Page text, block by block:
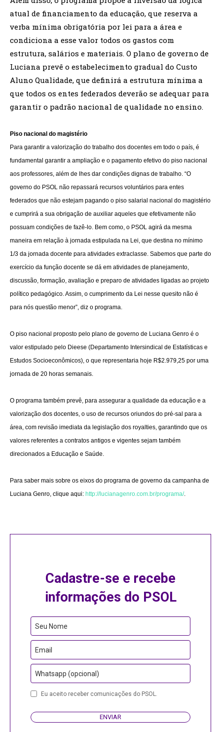
atual de financiamento da educação, que reserva a
verba mínima obrigatória por lei para a área e
condiciona a esse valor todos os gastos com
estrutura, salários e materiais. O plano de governo de
Luciana prevê o estabelecimento gradual do Custo
Aluno Qualidade, que definirá a estrutura mínima a
que todos os entes federados deverão se adequar para
garantir o padrão nacional de qualidade no ensino.
Piso nacional do magistério
Para garantir a valorização do trabalho dos docentes em todo o país, é
fundamental garantir a ampliação e o pagamento efetivo do piso nacional
aos professores, além de lhes dar condições dignas de trabalho. “O
governo do PSOL não repassará recursos voluntários para entes
federados que não estejam pagando o piso salarial nacional do magistério
e cumprirá a sua obrigação de auxiliar aqueles que efetivamente não
possuam condições de fazê-lo. Bem como, o PSOL agirá da mesma
maneira em relação à jornada estipulada na Lei, que destina no mínimo
1/3 da jornada docente para atividades extraclasse. Sabemos que parte do
exercício da função docente se dá em atividades de planejamento,
discussão, formação, avaliação e preparo de atividades ligadas ao projeto
político pedagógico. Assim, o cumprimento da Lei nesse quesito não é
para nós questão menor”, diz o programa.
O piso nacional proposto pelo plano de governo de Luciana Genro é o
valor estipulado pelo Dieese (Departamento Intersindical de Estatísticas e
Estudos Socioeconômicos), o que representaria hoje R$2.979,25 por uma
jornada de 20 horas semanais.
O programa também prevê, para assegurar a qualidade da educação e a
valorização dos docentes, o uso de recursos oriundos do pré-sal para a
área, com revisão imediata da legislação dos royalties, garantindo que os
valores referentes a contratos antigos e vigentes sejam também
direcionados a Educação e Saúde.
Para saber mais sobre os eixos do programa de governo da campanha de
Luciana Genro, clique aqui: http://lucianagenro.com.br/programa/.
Cadastre-se e recebe
informações do PSOL
Seu Nome
Email
Whatsapp (opcional)
PhoneEu aceito receber comunicações do PSOL.
ENVIAR